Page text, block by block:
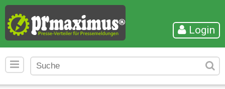
Login